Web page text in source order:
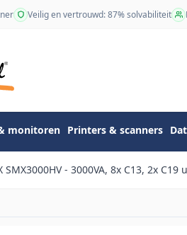
Veilig en vertrouwd: 87% solvabiliteit
monitoren Printers & scanners
SMX3000HV - 3000VA, 8x C13, 2x